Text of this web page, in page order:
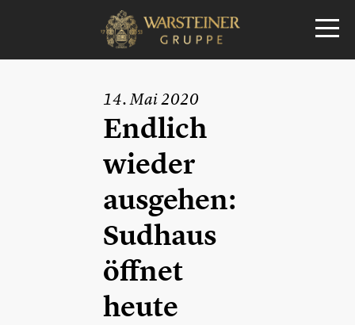
14. Mai 2020
Endlich
wieder
ausgehen:
Sudhaus
öffnet
heute